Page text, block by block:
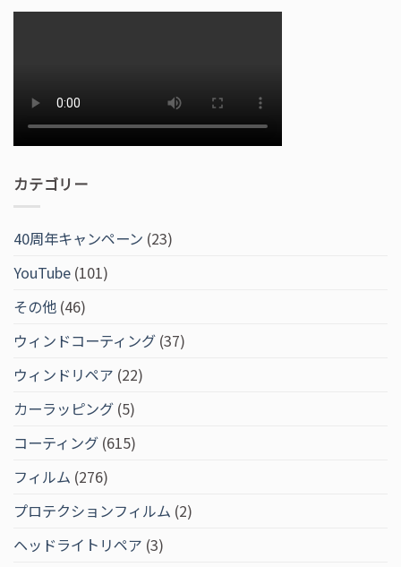
カテゴリー
40周年キャンペーン (23)
YouTube (101)
その他 (46)
ウィンドコーティング (37)
ウィンドリペア (22)
カーラッピング (5)
コーティング (615)
フィルム (276)
プロテクションフィルム (2)
ヘッドライトリペア (3)